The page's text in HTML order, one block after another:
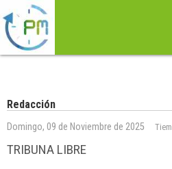
Redacción
Domingo, 09 de Noviembre de 2025
TRIBUNA LIBRE